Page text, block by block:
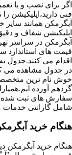
اگر برای نصب و یا
فنی
آبگرمکن همانند
اپلیکیشن شفاف و
آبگرمکن در سراسر
قیمت های استاندارد
اقدام می
در جدول مشاهده می
خوش نام ترین
گردهم آورده
سفارش های ثبت شده
شامل گارانتی خدمات
هنگام خرید
هنگام خرید آبگرمکن